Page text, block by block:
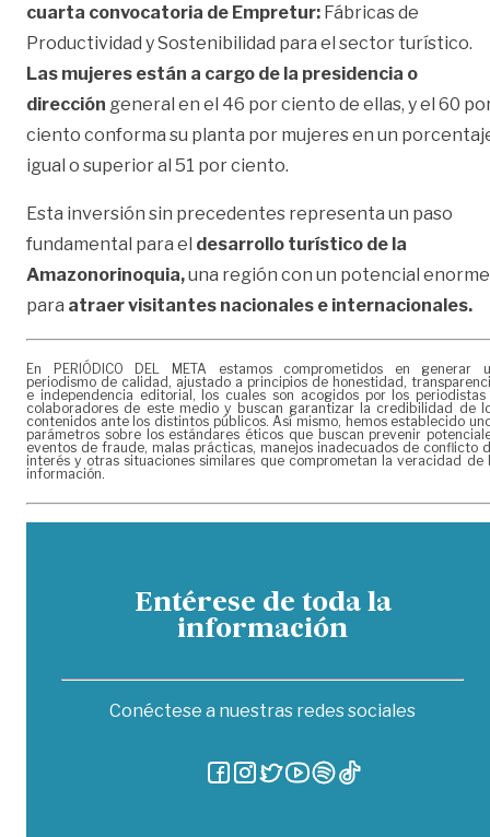
cuarta convocatoria de Empretur: Fábricas de
Productividad y Sostenibilidad para el sector turístico.
Las mujeres están a cargo de la presidencia o
dirección general en el 46 por ciento de ellas, y el 60
ciento conforma su planta por mujeres en un
igual o superior al 51 por ciento.
Esta inversión sin precedentes representa un paso
fundamental para el desarrollo turístico de la
Amazonorinoquia,una región con un potencial enorme
para atraer visitantes nacionales e internacionales.
En PERIÓDICO DEL META estamos comprometidos en generar
periodismo de calidad, ajustado a principios de honestidad,
e independencia editorial, los cuales son acogidos por los periodistas
colaboradores de este medio y buscan garantizar la credibilidad de
contenidos ante los distintos públicos. Así mismo, hemos establecido
parámetros sobre los estándares éticos que buscan prevenir
eventos de fraude, malas prácticas, manejos inadecuados de conflicto
interés y otras situaciones similares que comprometan la veracidad de
información.
Entérese de toda la
información
Conéctese a nuestras redes sociales